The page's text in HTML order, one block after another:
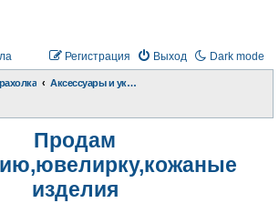
Dark mode
Выход
Регистрация
Аксессуары и украшения
Продам
изделия